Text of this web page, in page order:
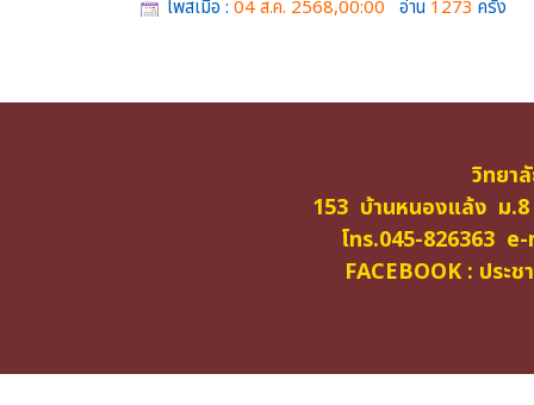
โพสเมื่อ : 04 ส.ค. 2568,00:00 อ่าน 1273 ครั้ง
วิทยา
153 บ้านหนองแล้ง ม
โทร.045-826363
FACEBOOK : ประ